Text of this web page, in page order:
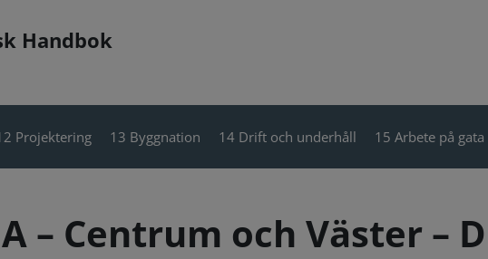
Handbok
Projektering 13 Byggnation 14 Drift och underhåll 15 Arbete på gata
– Centrum och Väster –